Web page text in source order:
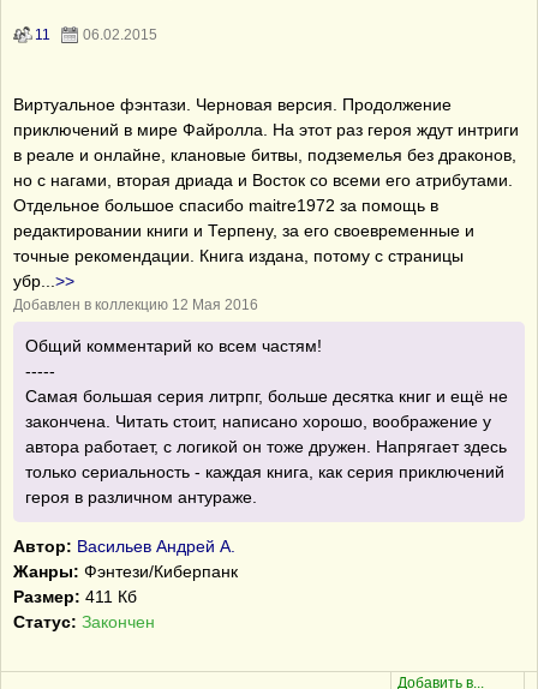
11 06.02.2015
Виртуальное фэнтази. Черновая версия. Продолжение
приключений в мире Файролла. На этот раз героя ждут интриги
в реале и онлайне, клановые битвы, подземелья без драконов,
но с нагами, вторая дриада и Восток со всеми его атрибутами.
Отдельное большое спасибо maitre1972 за помощь в
редактировании книги и Терпену, за его своевременные и
точные рекомендации. Книга издана, потому с страницы
убр
>>
Добавлен в коллекцию 12 Мая 2016
Общий комментарий ко всем частям!
-----
Самая большая серия литрпг, больше десятка книг и ещё не
закончена. Читать стоит, написано хорошо, воображение у
автора работает, с логикой он тоже дружен. Напрягает здесь
только сериальность - каждая книга, как серия приключений
героя в различном антураже.
Автор: Васильев Андрей А.
Жанры: Фэнтези/Киберпанк
Размер: 411 Кб
Статус: Закончен